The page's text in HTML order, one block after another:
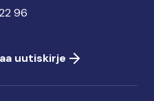
96
uutiskirje